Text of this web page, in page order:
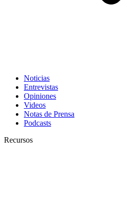
Noticias
Entrevistas
Opiniones
Videos
Notas de Prensa
Podcasts
Recursos